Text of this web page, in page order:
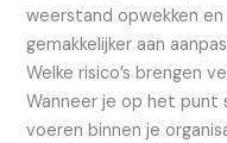
weerstand opwekken
gemakkelijker aan
Welke risico’s brengen
Wanneer je op het
voeren binnen je